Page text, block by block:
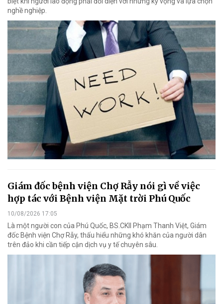
nghề nghiệp.
Giám đốc bệnh viện Chợ Rẫy nói gì về việc
hợp tác với Bệnh viện Mặt trời Phú Quốc
10/08/2026 17:05
Là một người con của Phú Quốc, BS.CKII Phạm Thanh Việt, Giám
đốc Bệnh viện Chợ Rẫy, thấu hiểu những khó khăn của người dân
trên đảo khi cần tiếp cận dịch vụ y tế chuyên sâu.